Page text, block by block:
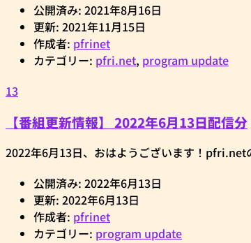
公開済み: 2021年8月16日
更新: 2021年11月15日
作成者: pfrinet
カテゴリー: pfri.net, program update
13
【番組更新情報】 2022年6月13日配信分
2022年6月13日、おはようございます！
公開済み: 2022年6月13日
更新: 2022年6月13日
作成者: pfrinet
カテゴリー: program update